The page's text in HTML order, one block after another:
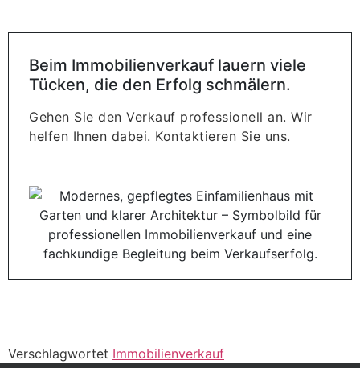
Beim Immobilienverkauf lauern viele
Tücken, die den Erfolg schmälern.
Gehen Sie den Verkauf professionell an. Wir
helfen Ihnen dabei. Kontaktieren Sie uns.
Verschlagwortet Immobilienverkauf